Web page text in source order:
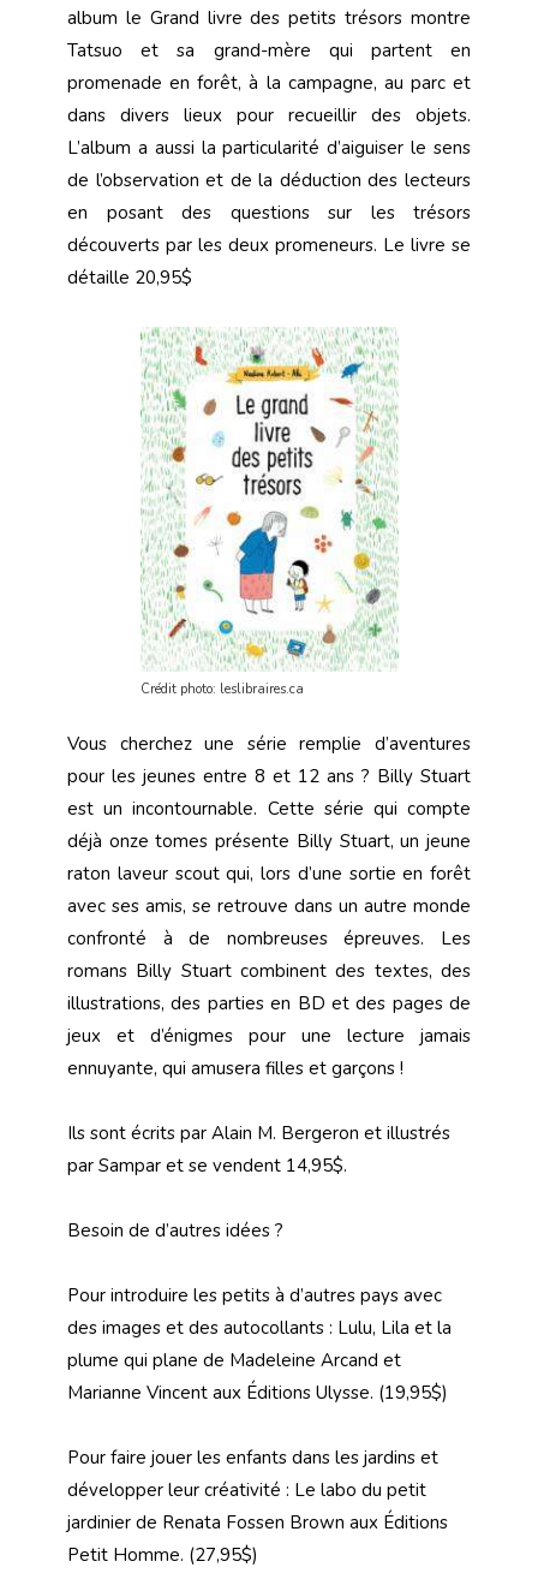
album le Grand livre des petits trésors montre
Tatsuo et sa grand-mère qui partent en
promenade en forêt, à la campagne, au parc et
dans divers lieux pour recueillir des objets.
L’album a aussi la particularité d’aiguiser le sens
de l’observation et de la déduction des lecteurs
en posant des questions sur les trésors
découverts par les deux promeneurs. Le livre se
détaille 20,95$
Crédit photo: leslibraires.ca
Vous cherchez une série remplie d’aventures
pour les jeunes entre 8 et 12 ans ? Billy Stuart
est un incontournable. Cette série qui compte
déjà onze tomes présente Billy Stuart, un jeune
raton laveur scout qui, lors d’une sortie en forêt
avec ses amis, se retrouve dans un autre monde
confronté à de nombreuses épreuves. Les
romans Billy Stuart combinent des textes, des
illustrations, des parties en BD et des pages de
jeux et d’énigmes pour une lecture jamais
ennuyante, qui amusera filles et garçons !
Ils sont écrits par Alain M. Bergeron et illustrés
par Sampar et se vendent 14,95$.
Besoin de d’autres idées ?
Pour introduire les petits à d’autres pays avec
des images et des autocollants : Lulu, Lila et la
plume qui plane de Madeleine Arcand et
Marianne Vincent aux Éditions Ulysse. (19,95$)
Pour faire jouer les enfants dans les jardins et
développer leur créativité : Le labo du petit
jardinier de Renata Fossen Brown aux Éditions
Petit Homme. (27,95$)